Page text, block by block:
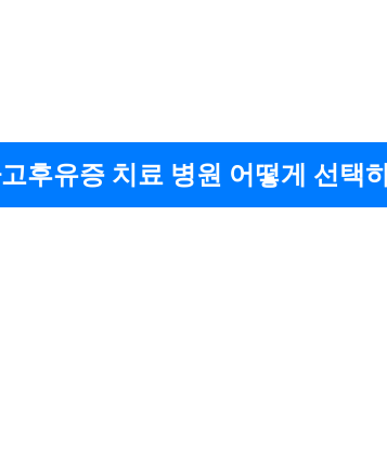
후유증 치료 병원 어떻게 선택